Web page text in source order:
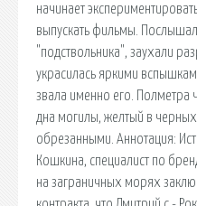
начинает
выпускать фильмы.
"подствольника", заухали
украсилась яркими
звала именно его. Полметра
дна могилы, желтый в
обрезанными. Аннотация:
Кошкина, специалиcт по
на заграничных морях